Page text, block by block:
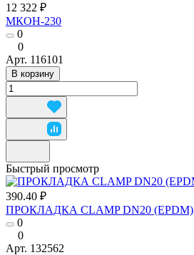
12 322 ₽
МКОН-230
0
0
Арт. 116101
В корзину
Быстрый просмотр
390.40 ₽
ПРОКЛАДКА CLAMP DN20 (EPDM)
0
0
Арт. 132562